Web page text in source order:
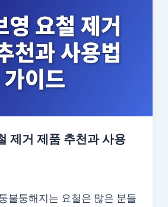
제거 제품 추천과 사용
불퉁해지는 요철은 많은 분들